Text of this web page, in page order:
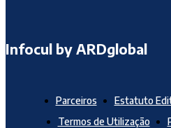
Infocul by ARDglobal
Parceiros Estatuto
Termos de Utilização